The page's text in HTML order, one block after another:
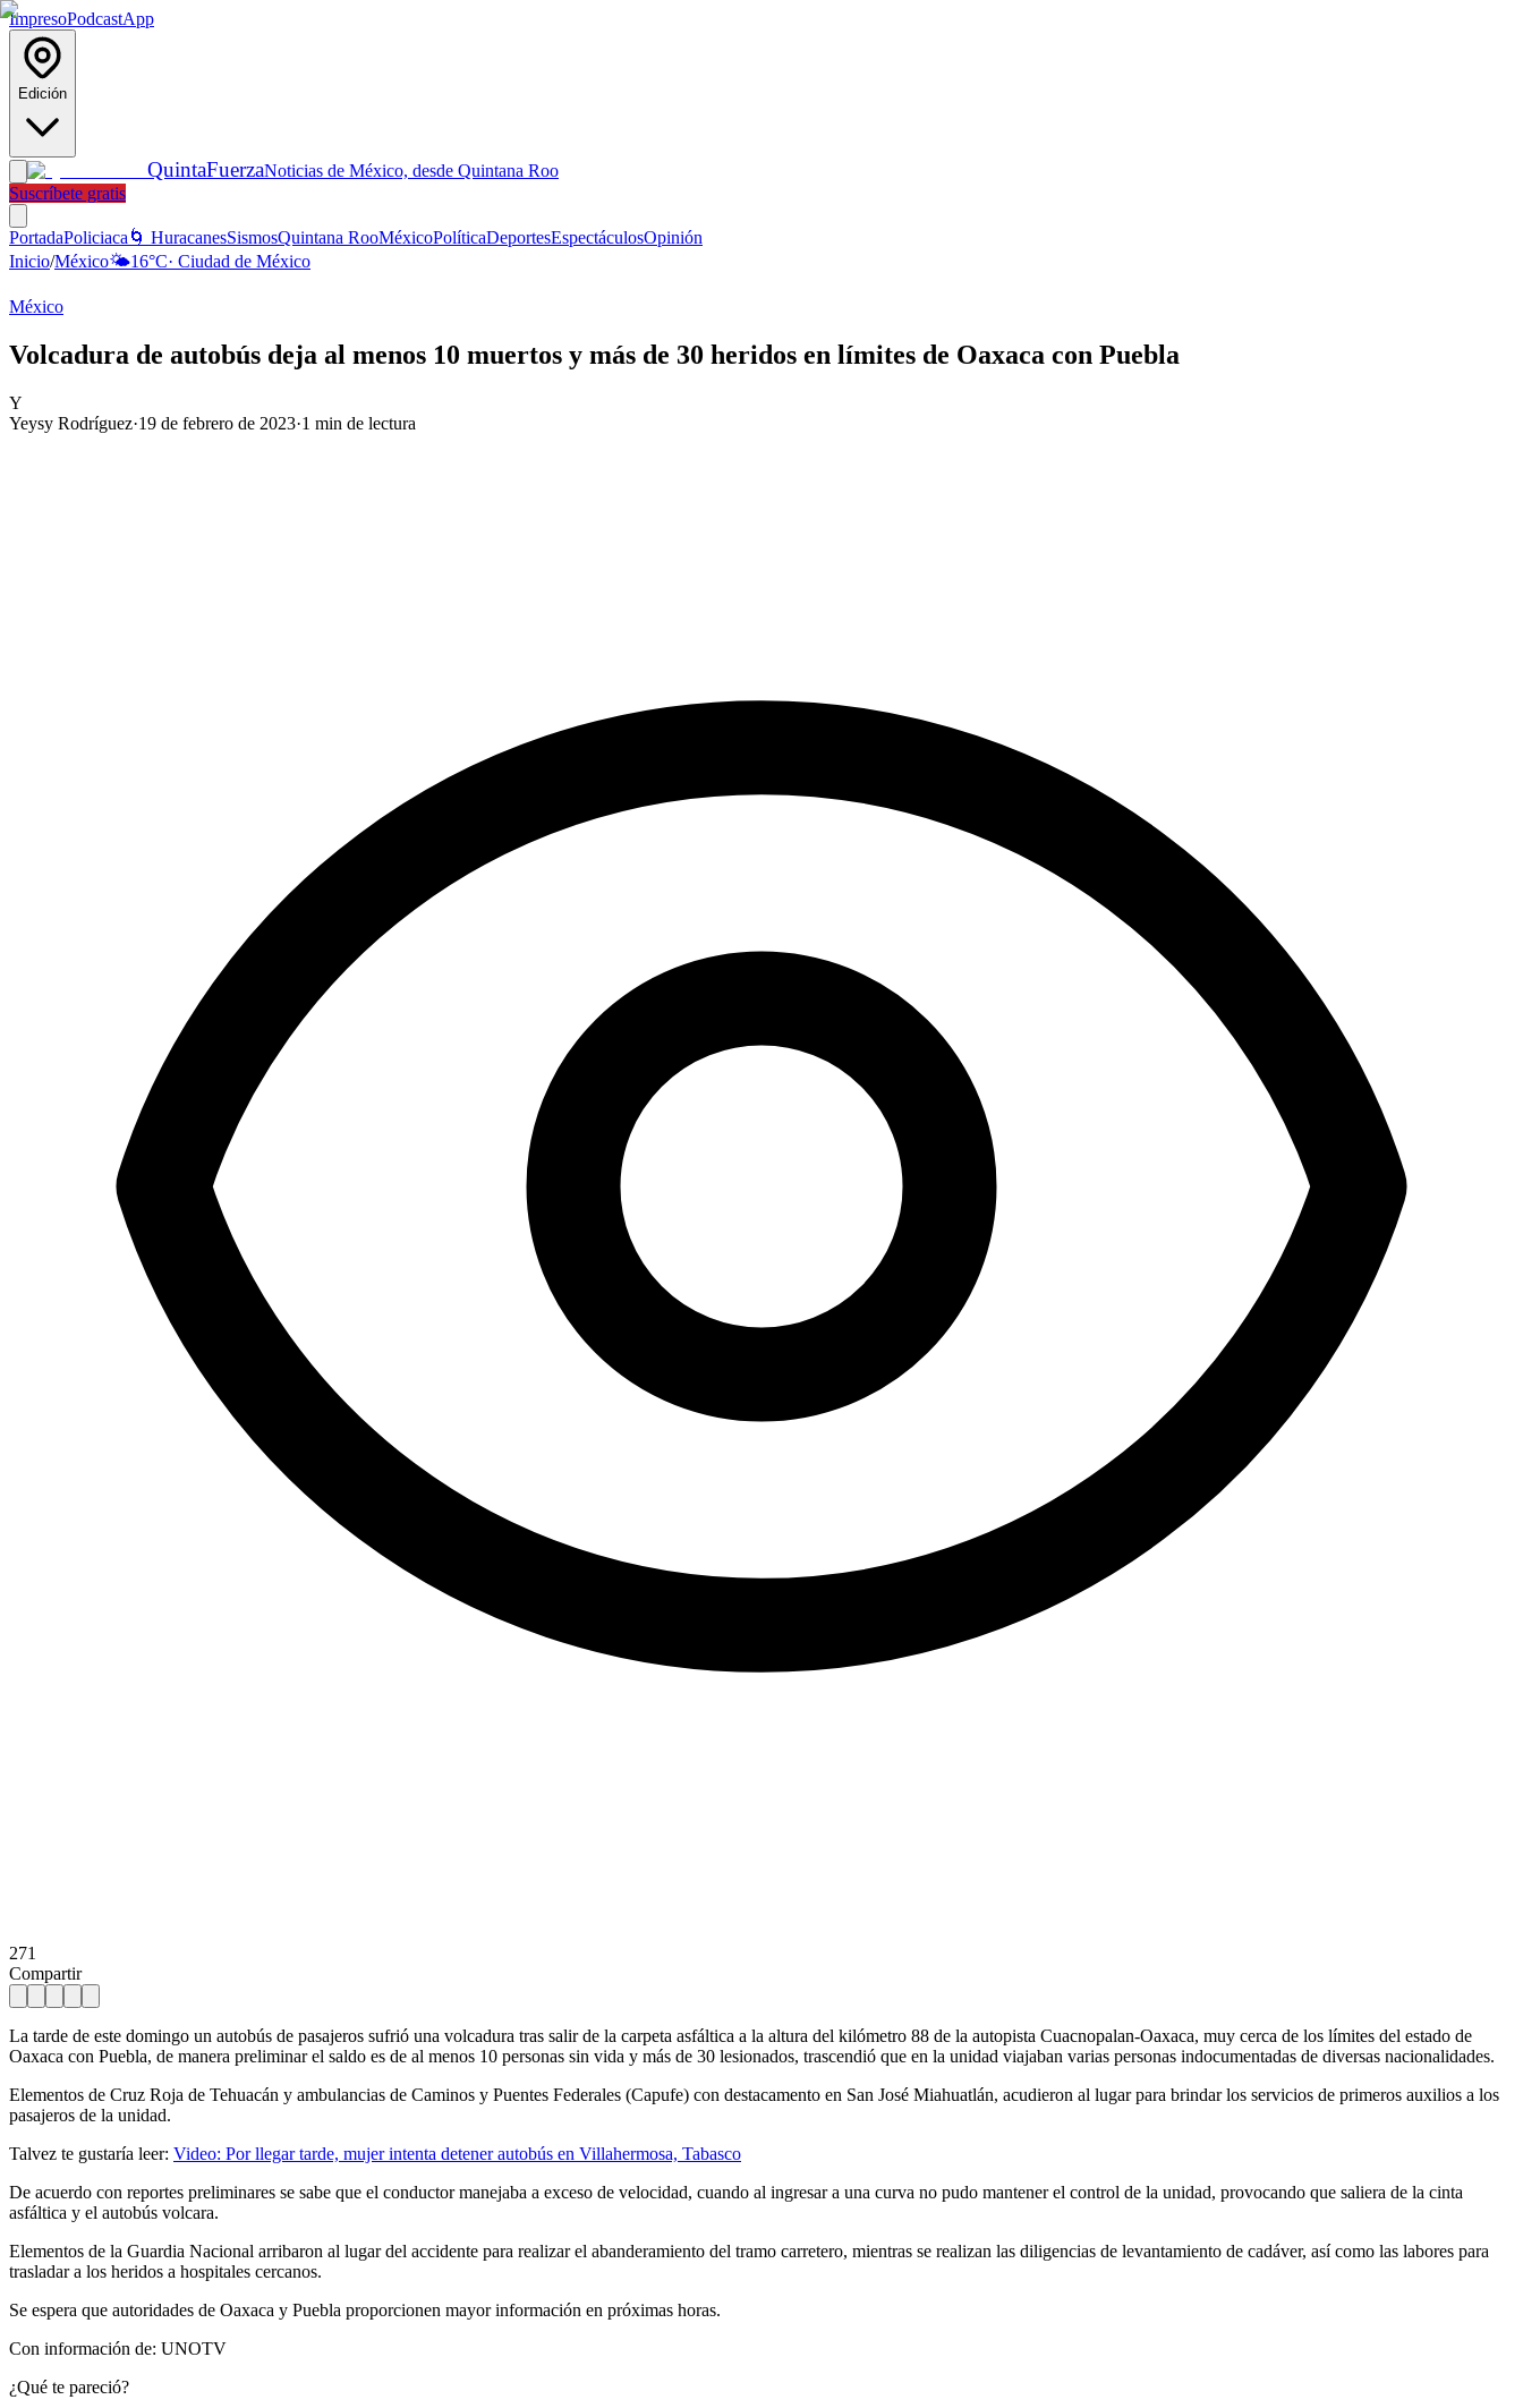
ImpresoPodcastApp
Edición
QuintaFuerzaNoticias de México, desde Quintana Roo
Suscríbete gratis
PortadaPoliciaca 🌀 HuracanesSismosQuintana RooMéxicoPolíticaDeportesEspectáculosOpinión
Inicio/México🌤️16°C· Ciudad de México
México
Volcadura de autobús deja al menos 10 muertos y más de 30 heridos en límites de Oaxaca con Puebla
Y
Yeysy Rodríguez·19 de febrero de 2023·1 min de lectura
271
Compartir
La tarde de este domingo un autobús de pasajeros sufrió una volcadura tras salir de la carpeta asfáltica a la altura del kilómetro 88 de la autopista Cuacnopalan-Oaxaca, muy cerca de los límites del estado de
Oaxaca con Puebla, de manera preliminar el saldo es de al menos 10 personas sin vida y más de 30 lesionados, trascendió que en la unidad viajaban varias personas indocumentadas de diversas nacionalidades.
Elementos de Cruz Roja de Tehuacán y ambulancias de Caminos y Puentes Federales (Capufe) con destacamento en San José Miahuatlán, acudieron al lugar para brindar los servicios de primeros auxilios a los
pasajeros de la unidad.
Talvez te gustaría leer: Video: Por llegar tarde, mujer intenta detener autobús en Villahermosa, Tabasco
De acuerdo con reportes preliminares se sabe que el conductor manejaba a exceso de velocidad, cuando al ingresar a una curva no pudo mantener el control de la unidad, provocando que saliera de la cinta
asfáltica y el autobús volcara.
Elementos de la Guardia Nacional arribaron al lugar del accidente para realizar el abanderamiento del tramo carretero, mientras se realizan las diligencias de levantamiento de cadáver, así como las labores para
trasladar a los heridos a hospitales cercanos.
Se espera que autoridades de Oaxaca y Puebla proporcionen mayor información en próximas horas.
Con información de: UNOTV
¿Qué te pareció?